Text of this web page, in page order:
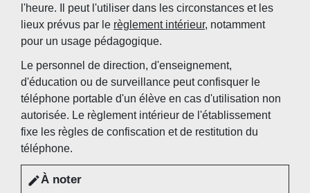
l'heure. Il peut l'utiliser dans les circonstances et les
lieux prévus par le règlement intérieur, notamment
pour un usage pédagogique.
Le personnel de direction, d'enseignement,
d'éducation ou de surveillance peut confisquer le
téléphone portable d'un élève en cas d'utilisation non
autorisée. Le règlement intérieur de l'établissement
fixe les règles de confiscation et de restitution du
téléphone.
editÀ noter